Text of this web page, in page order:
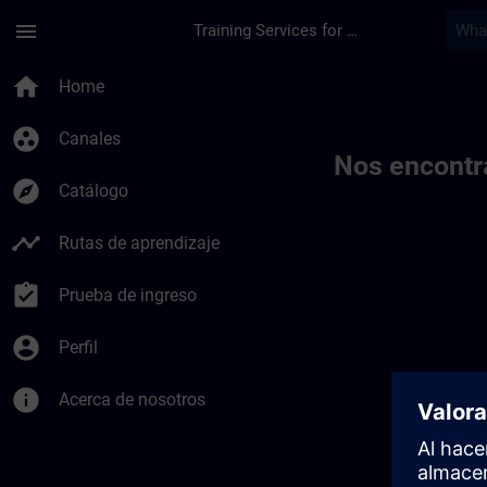
menu Training Services for Digital Industries
home Home
group_work Canales
explore Catálogo
timeline Rutas de aprendizaje
assignment_turned_in Prueba de ingreso
account_circle Perfil
info Acerca de nosotros
Nos